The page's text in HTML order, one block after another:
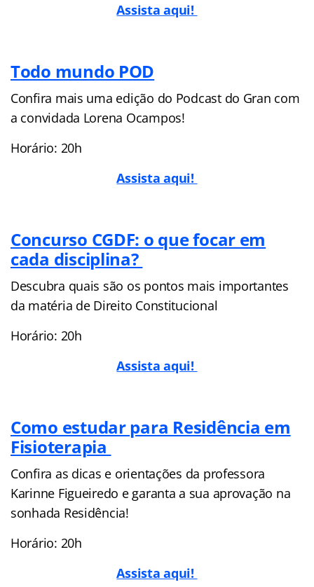
Assista aqui!
Todo mundo POD
Confira mais uma edição do Podcast do Gran com
a convidada Lorena Ocampos!
Horário: 20h
Assista aqui!
Concurso CGDF: o que focar em
cada disciplina?
Descubra quais são os pontos mais importantes
da matéria de Direito Constitucional
Horário: 20h
Assista aqui!
Como estudar para Residência em
Fisioterapia
Confira as dicas e orientações da professora
Karinne Figueiredo e garanta a sua aprovação na
sonhada Residência!
Horário: 20h
Assista aqui!